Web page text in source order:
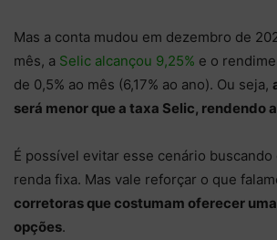
Mas a conta mudou em dezembro de
mês, a Selic alcançou 9,25% e o
de 0,5% ao mês (6,17% ao ano). Ou seja,
será menor que a taxa Selic, rendendo
É possível evitar esse cenário
renda fixa. Mas vale reforçar o que
corretoras que costumam oferecer
opções.